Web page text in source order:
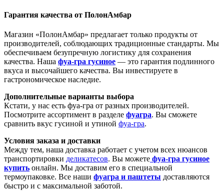
Гарантия качества от ПолонАмбар
Магазин «ПолонАмбар» предлагает только продукты от
производителей, соблюдающих традиционные стандарты. Мы
обеспечиваем безупречную логистику для сохранения
качества. Наша фуа-гра гусиное — это гарантия подлинного
вкуса и высочайшего качества. Вы инвестируете в
гастрономическое наследие.
Дополнительные варианты выбора
Кстати, у нас есть фуа-гра от разных производителей.
Посмотрите ассортимент в разделе фуагра. Вы сможете
сравнить вкус гусиной и утиной фуа-гра.
Условия заказа и доставки
Между тем, наша доставка работает с учетом всех нюансов
транспортировки деликатесов. Вы можете фуа-гра гусиное
купить онлайн. Мы доставим его в специальной
термоупаковке. Все наши фуагра и паштеты доставляются
быстро и с максимальной заботой.